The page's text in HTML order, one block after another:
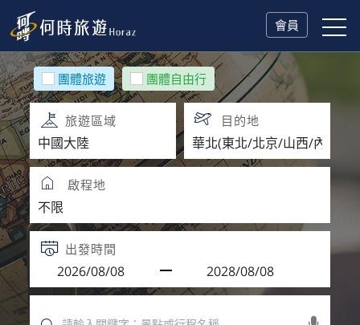
會員
團體旅遊 團體自由行
旅遊區域 目的地
啟程地
出發時間